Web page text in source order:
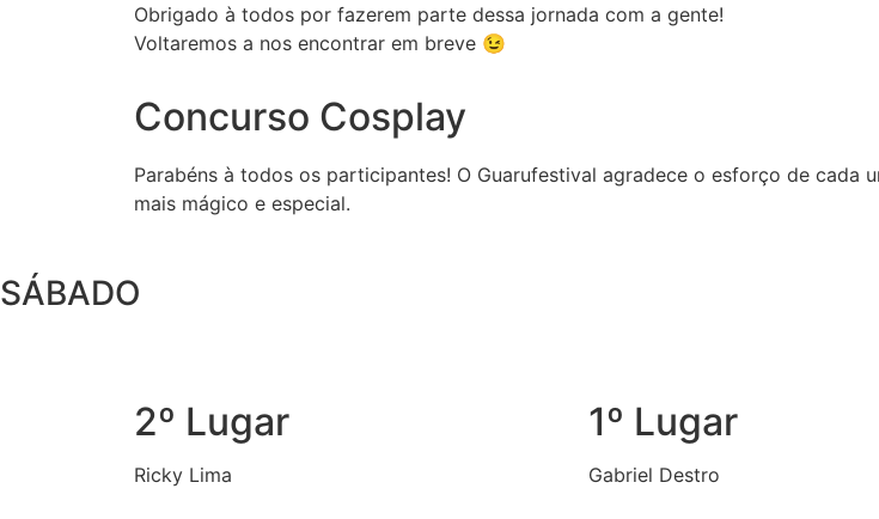
Obrigado à todos por fazerem parte dessa jornada com a gente!
Voltaremos a nos encontrar em breve 😉
Concurso Cosplay
Parabéns à todos os participantes! O Guarufestival agradece o esforço de
mais mágico e especial.
SÁBADO
2º Lugar
Ricky Lima
1º Lugar
Gabriel Destro